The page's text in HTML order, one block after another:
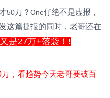
50万？ One仔绝不是虚报，
这篇捷报的同时，老哥还在
是27万+落袋！!
，看趋势今天老哥要破百